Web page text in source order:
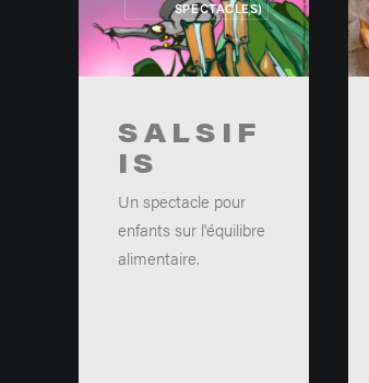
SPECTACLES)
SALSIF
IS
Un spectacle pour
enfants sur l'équilibre
alimentaire.